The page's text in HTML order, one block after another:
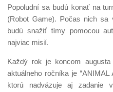
Popoludní sa budú konať na
(Robot Game). Počas nich
budú snažiť tímy pomocou
najviac misií.
Každý rok je koncom
aktuálneho ročníka je
ktorú nadväzuje aj zadanie